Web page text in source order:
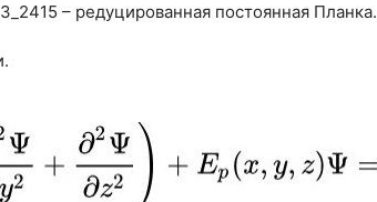
– редуцированная постоянная Планка.